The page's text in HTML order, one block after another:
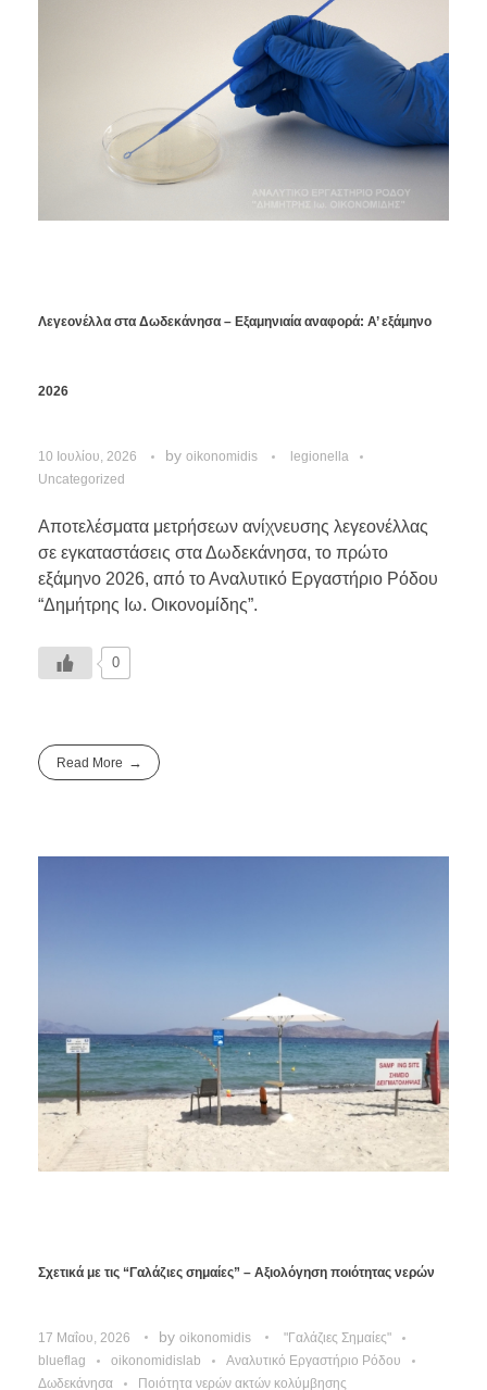
Λεγεονέλλα στα Δωδεκάνησα – Εξαμηνιαία αναφορά: Α’ εξάμηνο
2026
10 Ιουλίου, 2026 by oikonomidis
legionella
Uncategorized
Αποτελέσματα μετρήσεων ανίχνευσης λεγεονέλλας
σε εγκαταστάσεις στα Δωδεκάνησα, το πρώτο
εξάμηνο 2026, από το Αναλυτικό Εργαστήριο Ρόδου
“Δημήτρης Ιω. Οικονομίδης”.
0
Read More
Σχετικά με τις “Γαλάζιες σημαίες” – Αξιολόγηση ποιότητας νερών
17 Μαΐου, 2026 by oikonomidis
"Γαλάζιες Σημαίες"
blueflag
oikonomidislab
Αναλυτικό Εργαστήριο Ρόδου
Δωδεκάνησα
Ποιότητα νερών ακτών κολύμβησης